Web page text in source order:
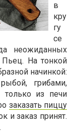
в
кру
гу
се
неожиданных
Пьец. На тонкой
начинкой:
грибами,
из печи
заказать пиццу
и заказ принят.